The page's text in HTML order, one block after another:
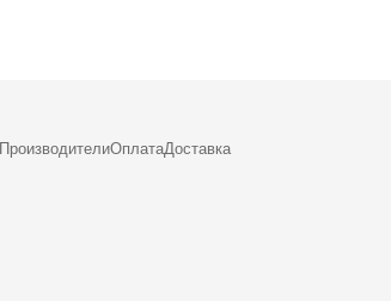
ПроизводителиОплатаДоставка